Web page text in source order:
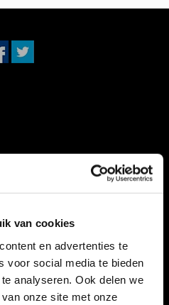
van cookies
en advertenties te
voor social media te bieden
analyseren. Ook delen we
onze site met onze